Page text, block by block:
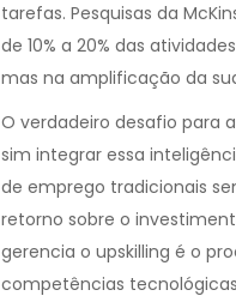
tarefas. Pesquisas da
de 10% a 20% das
mas na amplificação da
O verdadeiro desafio para
sim integrar essa
de emprego tradicionais
retorno sobre o
gerencia o upskilling é o
competências tecnológicas